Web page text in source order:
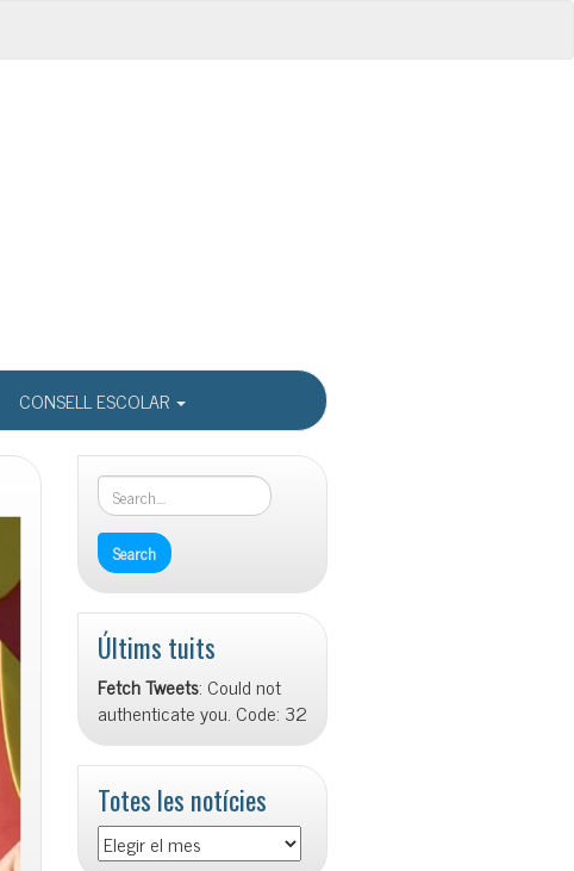
CONSELL ESCOLAR
Últims tuits
Fetch Tweets: Could not
authenticate you. Code: 32
Totes les notícies
Totes
les